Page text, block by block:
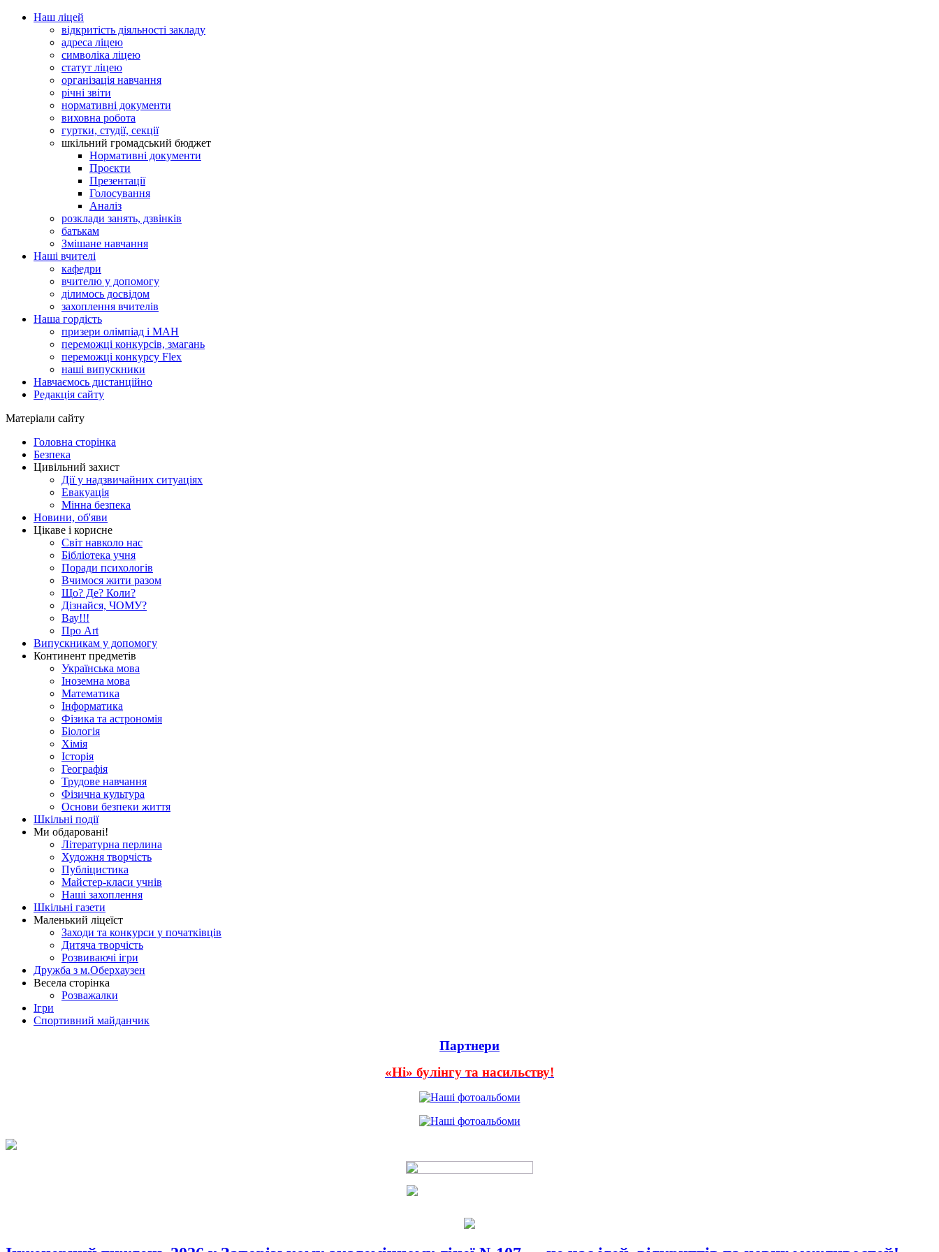
Наш ліцей
відкритість діяльності закладу
адреса ліцею
символіка ліцею
статут ліцею
організація навчання
річні звіти
нормативні документи
виховна робота
гуртки, студії, секції
шкільний громадський бюджет
Нормативні документи
Проєкти
Презентації
Голосування
Аналіз
розклади занять, дзвінків
батькам
Змішане навчання
Наші вчителі
кафедри
вчителю у допомогу
ділимось досвідом
захоплення вчителів
Наша гордість
призери олімпіад і МАН
переможці конкурсів, змагань
переможці конкурсу Flex
наші випускники
Навчаємось дистанційно
Редакція сайту
Матеріали сайту
Головна сторінка
Безпека
Цивільний захист
Дії у надзвичайних ситуаціях
Евакуація
Мінна безпека
Новини, об'яви
Цікаве і корисне
Світ навколо нас
Бібліотека учня
Поради психологів
Вчимося жити разом
Що? Де? Коли?
Дізнайся, ЧОМУ?
Вау!!!
Про Art
Випускникам у допомогу
Континент предметів
Українська мова
Іноземна мова
Математика
Інформатика
Фізика та астрономія
Біологія
Хімія
Історія
Географія
Трудове навчання
Фізична культура
Основи безпеки життя
Шкільні події
Ми обдаровані!
Літературна перлина
Художня творчість
Публіцистика
Майстер-класи учнів
Наші захоплення
Шкільні газети
Маленький ліцеїст
Заходи та конкурси у початківців
Дитяча творчість
Розвиваючі ігри
Дружба з м.Оберхаузен
Весела сторінка
Розважалки
Ігри
Спортивний майданчик
Партнери
«Ні» булінгу та насильству!